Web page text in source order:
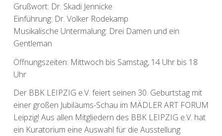
Grußwort: Dr. Skadi Jennicke
Einführung: Dr. Volker Rodekamp
Musikalische Untermalung: Drei Damen und ein
Gentleman
Öffnungszeiten: Mittwoch bis Samstag, 14 Uhr bis 18
Uhr
Der BBK LEIPZIG e.V. feiert seinen 30. Geburtstag mit
einer großen Jubiläums-Schau im MÄDLER ART FORUM
Leipzig! Aus allen Mitgliedern des BBK LEIPZIG e.V. hat
ein Kuratorium eine Auswahl für die Ausstellung